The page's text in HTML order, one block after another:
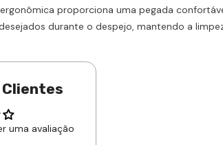
proporciona uma pegada
durante o despejo, mantendo a
uma avaliação